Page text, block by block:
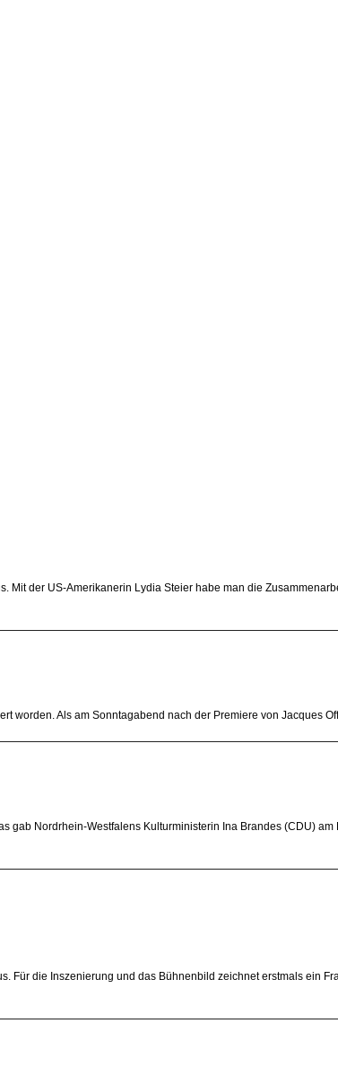
der US-Amerikanerin Lydia Steier habe man die
worden. Als am Sonntagabend nach der Premiere von Jacques
Nordrhein-Westfalens Kulturministerin Ina Brandes (CDU)
Für die Inszenierung und das Bühnenbild zeichnet erstmals ein